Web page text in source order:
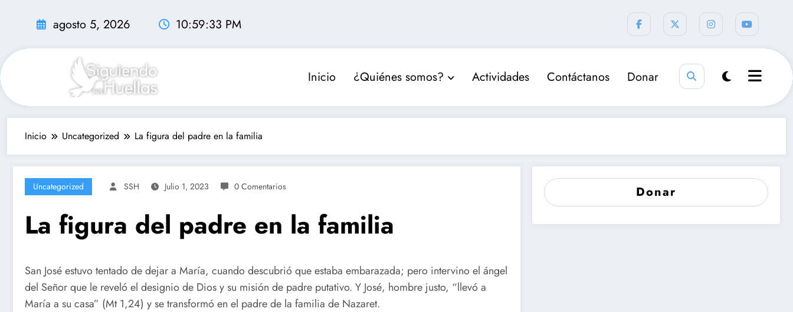
agosto 5, 2026 10:59:34 PM
Inicio ¿Quiénes somos? Actividades Contáctanos Donar
Inicio Uncategorized La figura del padre en la familia
Uncategorized SSH Julio 1, 2023 0 Comentarios
La figura del padre en la familia
San José estuvo tentado de dejar a María, cuando descubrió que estaba embarazada; pero intervino el ángel
del Señor que le reveló el designio de Dios y su misión de padre putativo. Y José, hombre justo, “llevó a
María a su casa” (Mt 1,24) y se transformó en el padre de la familia de Nazaret.
Donar